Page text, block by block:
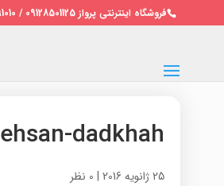
فروشگاه اینترنتی پرواز 09128501125 / 02122691010
ehsan-dadkhah
25 ژانویه 2016 | 0 نظر